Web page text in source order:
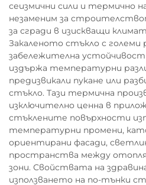
сеизмични сили и термично
незаменим за
за сгради в изискващи
Закаленото стъкло с
забележителна
издържа температурни
предизвикали пукане или
стъкло. Тази термична
изключително ценна в
стъклените повърхности
температурни промени,
ориентирани фасади,
пространства между
зони. Свойствата на
използването на по-тънки